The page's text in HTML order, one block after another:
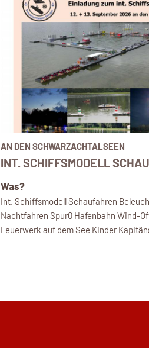
AN DEN SCHWARZACHTALSEEN
INT. SCHIFFSMODELL
Was?
Int. Schiffsmodell Schaufahren
Nachtfahren Spur0 Hafenbahn Wind-
Feuerwerk auf dem See Kinder